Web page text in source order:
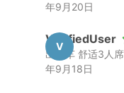
年9月20日
V
VerifiedUser
出租车 舒适3人
年9月18日